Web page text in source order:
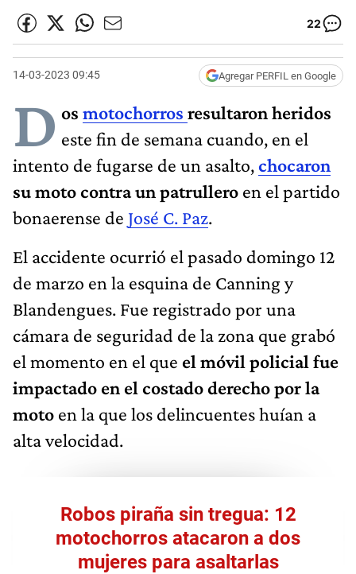
22
14-03-2023 09:45 Agregar PERFIL en Google
D os motochorros resultaron heridos
este fin de semana cuando, en el
intento de fugarse de un asalto,chocaron
su moto contra un patrullero en el partido
bonaerense de José C. Paz.
El accidente ocurrió el pasado domingo 12
de marzo en la esquina de Canning y
Blandengues. Fue registrado por una
cámara de seguridad de la zona que grabó
el momento en el que el móvil policial fue
impactado en el costado derecho por la
moto en la que los delincuentes huían a
alta velocidad.
Robos piraña sin tregua: 12
motochorros atacaron a dos
mujeres para asaltarlas